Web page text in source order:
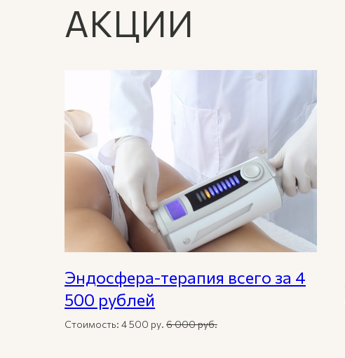
АКЦИИ
Эндосфера-терапия всего за 4
500 рублей
Стоимость: 4 500 ру. 6 000 руб.